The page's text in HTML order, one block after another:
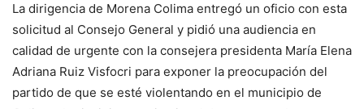
La dirigencia de Morena Colima entregó un oficio con esta
solicitud al Consejo General y pidió una audiencia en
calidad de urgente con la consejera presidenta María Elena
Adriana Ruiz Visfocri para exponer la preocupación del
partido de que se esté violentando en el municipio de